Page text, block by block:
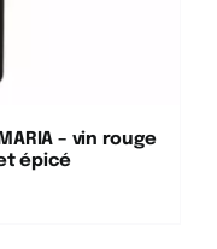
– vin rouge
épicé